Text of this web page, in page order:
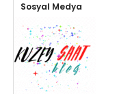
Sosyal Medya